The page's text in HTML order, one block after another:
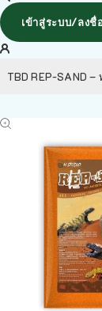
เข้าสู่ระบบ/ลงชื่
TBD REP-SAND